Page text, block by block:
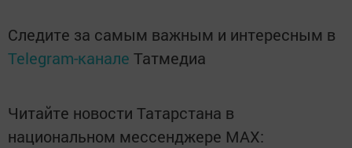
Следите за самым важным и интересным в
Telegram-канале Татмедиа
Читайте новости Татарстана в
национальном мессенджере MАХ: